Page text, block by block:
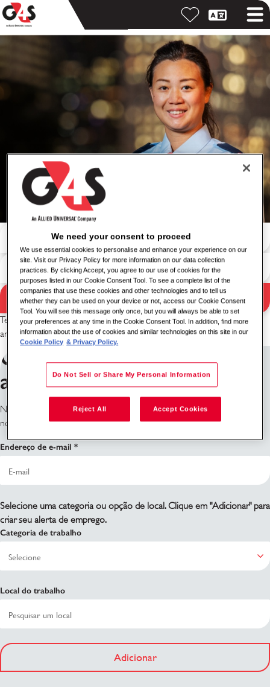
Resultados da pesquisa
Pesquisar por palavra-chave
Pesquisar por local
Pesquisa
Tente uma combinação diferente de palavra-chave/localização ou
amplie seus critérios de pesquisa.
Cadastre-se para receber
alertas de emprego
Não encontrou o que está procurando? Inscreva-se e nós o
notificaremos quando houver vagas disponíveis.
Endereço de e-mail
Selecione uma categoria ou opção de local. Clique em "Adicionar" para
criar seu alerta de emprego.
Categoria de trabalho
Local do trabalho
Adicionar
We need your consent to proceed
We use essential cookies to personalise and enhance your experience on our
site. Visit our Privacy Policy for more information on our data collection
practices. By clicking Accept, you agree to our use of cookies for the
purposes listed in our Cookie Consent Tool. To see a complete list of the
companies that use these cookies and other technologies and to tell us
whether they can be used on your device or not, access our Cookie Consent
Tool. You will see this message only once, but you will always be able to set
your preferences at any time in the Cookie Consent Tool. In addition, find more
information about the use of cookies and similar technologies on this site in our
Cookie Policy & Privacy Policy.
Do Not Sell or Share My Personal Information
Reject All Accept Cookies